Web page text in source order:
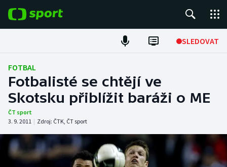
SLEDOVAT
Fotbal
Hokej
Tenis
Atletika
Cyklistika
FOTBAL
Fotbalisté se chtějí ve
Skotsku přiblížit baráži o ME
ČT sport
3. 9. 2011 | Zdroj: ČTK, ČT sport